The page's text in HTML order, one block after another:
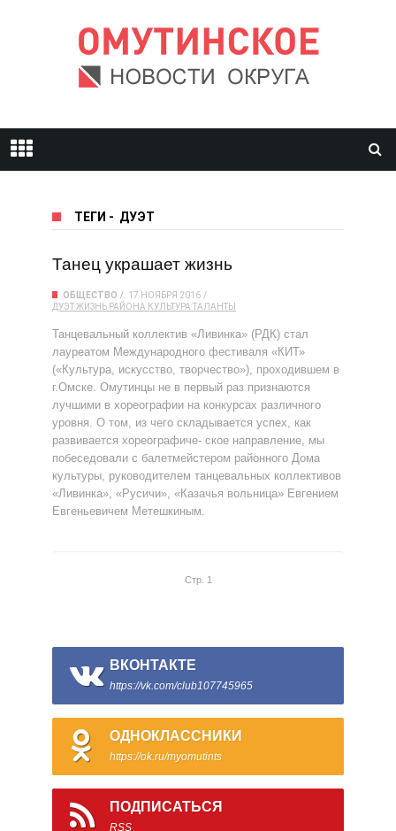
ТЕГИ - ДУЭТ
Танец украшает жизнь
ОБЩЕСТВО
17 НОЯБРЯ 2016
ДУЭТЖИЗНЬ РАЙОНА КУЛЬТУРА ТАЛАНТЫ
Танцевальный коллектив «Ливинка» (РДК) стал
лауреатом Международного фестиваля «КИТ»
(«Культура, искусство, творчество»), проходившем в
г.Омске. Омутинцы не в первый раз признаются
лучшими в хореографии на конкурсах различного
уровня. О том, из чего складывается успех, как
развивается хореографиче- ское направление, мы
побеседовали с балетмейстером районного Дома
культуры, руководителем танцевальных коллективов
«Ливинка», «Русичи», «Казачья вольница» Евгением
Евгеньевичем Метешкиным.
Стр. 1
ВКОНТАКТЕ
https://vk.com/club107745965
ОДНОКЛАССНИКИ
https://ok.ru/myomutints
ПОДПИСАТЬСЯ
RSS